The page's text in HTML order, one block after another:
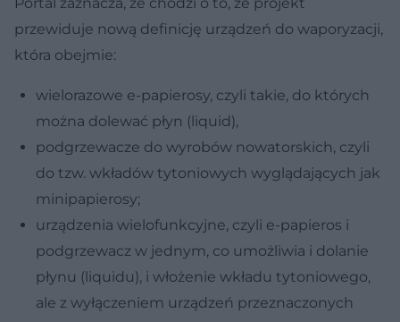
Portal zaznacza, że chodzi o to, że projekt
przewiduje nową definicję urządzeń do waporyzacji,
która obejmie:
wielorazowe e-papierosy, czyli takie, do których
można dolewać płyn (liquid),
podgrzewacze do wyrobów nowatorskich, czyli
do tzw. wkładów tytoniowych wyglądających jak
minipapierosy;
urządzenia wielofunkcyjne, czyli e-papieros i
podgrzewacz w jednym, co umożliwia i dolanie
płynu (liquidu), i włożenie wkładu tytoniowego,
ale z wyłączeniem urządzeń przeznaczonych